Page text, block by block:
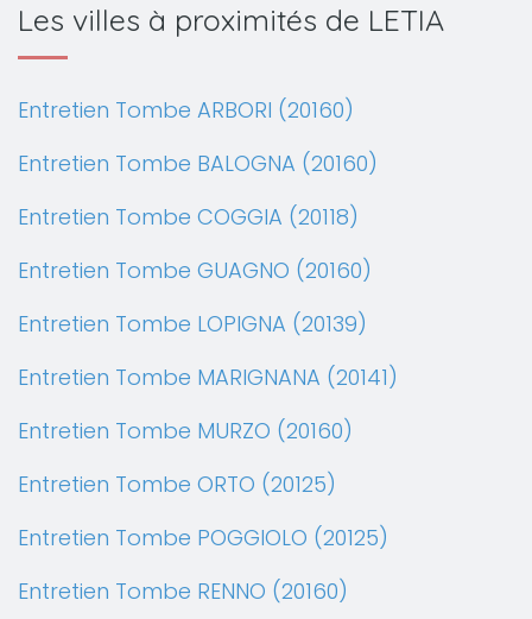
Les villes à proximités de LETIA
Entretien Tombe ARBORI (20160)
Entretien Tombe BALOGNA (20160)
Entretien Tombe COGGIA (20118)
Entretien Tombe GUAGNO (20160)
Entretien Tombe LOPIGNA (20139)
Entretien Tombe MARIGNANA (20141)
Entretien Tombe MURZO (20160)
Entretien Tombe ORTO (20125)
Entretien Tombe POGGIOLO (20125)
Entretien Tombe RENNO (20160)